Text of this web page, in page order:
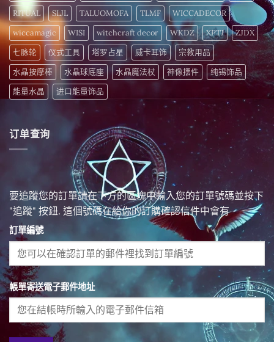
RITUAL
SLJL TALUOMOFA TLMF
WICCADECOR
wiccamagic
WISI witchcraft decor WKDZ XPTJ
ZJDX
七脉轮
仪式工具 塔罗占星 威卡耳饰
宗教用品
水晶按摩棒
水晶球底座 水晶魔法杖 神像摆件
纯锡饰品
能量水晶
进口能量饰品
订单查询
要追蹤您的訂單請在下方的區塊中輸入您的訂單號碼並按下
"追蹤" 按鈕. 這個號碼在給你的訂購確認信件中會有
訂單編號
帳單寄送電子郵件地址